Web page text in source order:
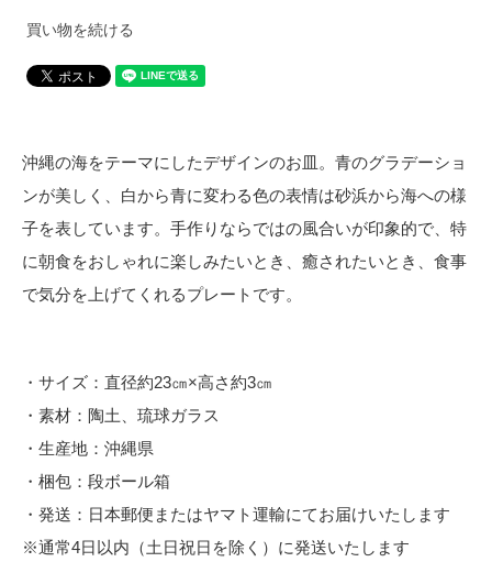
買い物を続ける
沖縄の海をテーマにしたデザインのお皿。青のグラデーショ
ンが美しく、白から青に変わる色の表情は砂浜から海への様
子を表しています。手作りならではの風合いが印象的で、特
に朝食をおしゃれに楽しみたいとき、癒されたいとき、食事
で気分を上げてくれるプレートです。
・サイズ：直径約23㎝×高さ約3㎝
・素材：陶土、琉球ガラス
・生産地：沖縄県
・梱包：段ボール箱
・発送：日本郵便またはヤマト運輸にてお届けいたします
※通常4日以内（土日祝日を除く）に発送いたします